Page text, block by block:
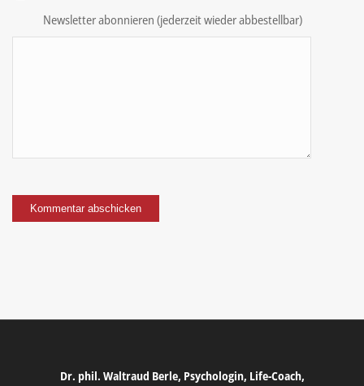
Newsletter abonnieren (jederzeit wieder abbestellbar)
Dr. phil. Waltraud Berle, Psychologin, Life-Coach,